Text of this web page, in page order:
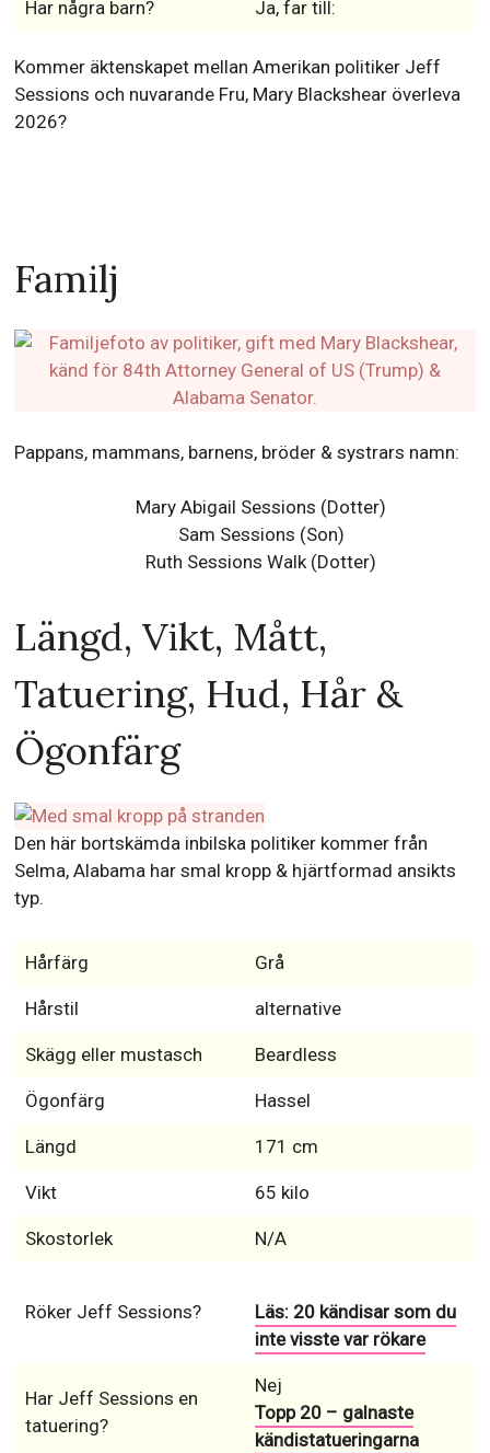
Har några barn? Ja, far till:
Kommer äktenskapet mellan Amerikan politiker Jeff
Sessions och nuvarande Fru, Mary Blackshear överleva
2026?
Familj
Pappans, mammans, barnens, bröder & systrars namn:
Mary Abigail Sessions (Dotter)
Sam Sessions (Son)
Ruth Sessions Walk (Dotter)
Längd, Vikt, Mått,
Tatuering, Hud, Hår &
Ögonfärg
Den här bortskämda inbilska politiker kommer från
Selma, Alabama har smal kropp & hjärtformad ansikts
typ.
Hårfärg Grå
Hårstil alternative
Skägg eller mustasch Beardless
Ögonfärg Hassel
Längd 171 cm
Vikt 65 kilo
Skostorlek N/A
Röker Jeff Sessions?
Läs: 20 kändisar som du
inte visste var rökare
Har Jeff Sessions en
tatuering?
Nej
Topp 20 – galnaste
kändistatueringarna